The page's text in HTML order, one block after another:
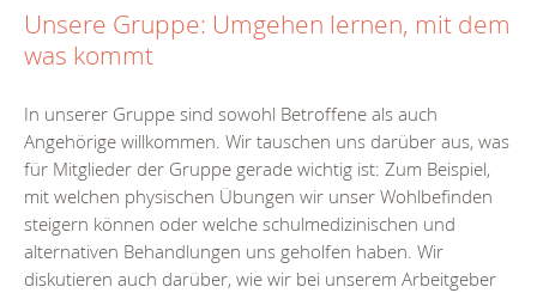
Unsere Gruppe: Umgehen lernen, mit dem
was kommt
In unserer Gruppe sind sowohl Betroffene als auch
Angehörige willkommen. Wir tauschen uns darüber aus, was
für Mitglieder der Gruppe gerade wichtig ist: Zum Beispiel,
mit welchen physischen Übungen wir unser Wohlbefinden
steigern können oder welche schulmedizinischen und
alternativen Behandlungen uns geholfen haben. Wir
diskutieren auch darüber, wie wir bei unserem Arbeitgeber